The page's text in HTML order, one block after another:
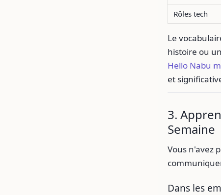
Rôles tech
Le
histoire ou
Hello Nabu
et
3.
Semaine
Vous n'avez
Dans les